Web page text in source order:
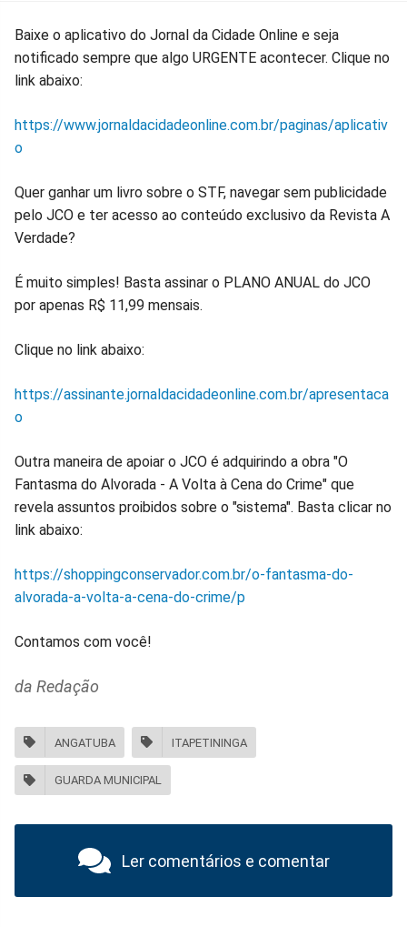
Baixe o aplicativo do Jornal da Cidade Online e seja
notificado sempre que algo URGENTE acontecer. Clique no
link abaixo:
https://www.jornaldacidadeonline.com.br/paginas/aplicativ
o
Quer ganhar um livro sobre o STF, navegar sem publicidade
pelo JCO e ter acesso ao conteúdo exclusivo da Revista A
Verdade?
É muito simples! Basta assinar o PLANO ANUAL do JCO
por apenas R$ 11,99 mensais.
Clique no link abaixo:
https://assinante.jornaldacidadeonline.com.br/apresentaca
o
Outra maneira de apoiar o JCO é adquirindo a obra "O
Fantasma do Alvorada - A Volta à Cena do Crime" que
revela assuntos proibidos sobre o "sistema". Basta clicar no
link abaixo:
https://shoppingconservador.com.br/o-fantasma-do-
alvorada-a-volta-a-cena-do-crime/p
Contamos com você!
da Redação
ANGATUBA ITAPETININGA
GUARDA MUNICIPAL
Ler comentários e comentar